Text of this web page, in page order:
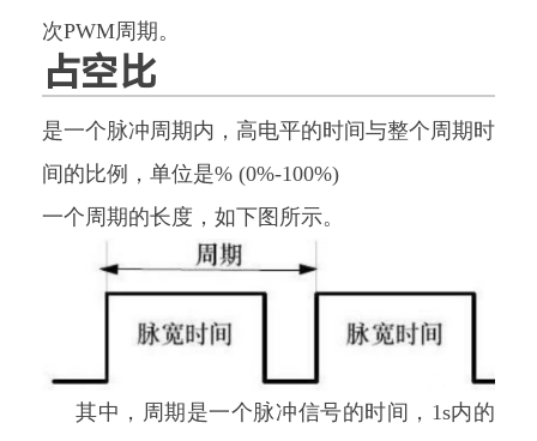
次PWM周期。
占空比
是一个脉冲周期内，高电平的时间与整个周期时
间的比例，单位是% (0%-100%)
一个周期的长度，如下图所示。
其中，周期是一个脉冲信号的时间，1s内的